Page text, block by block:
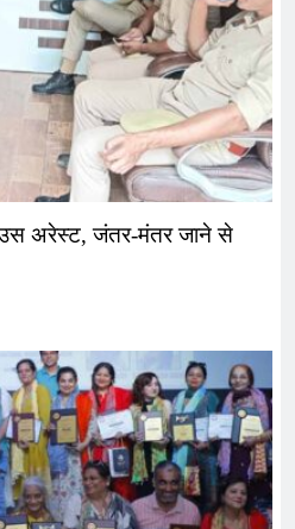
अरेस्ट, जंतर-मंतर जाने से